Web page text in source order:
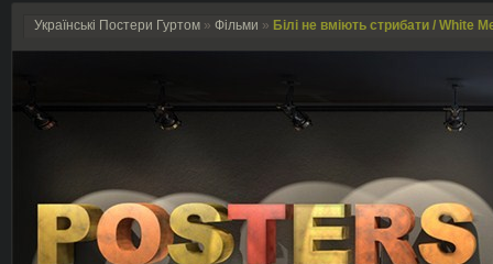
Українські Постери Гуртом » Фільми » Білі не вміють стрибати / White